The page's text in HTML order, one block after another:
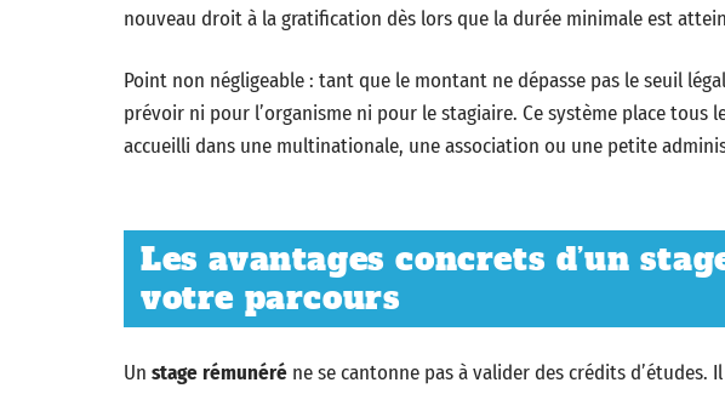
nouveau droit à la gratification dès lors que la durée minimale est
Point non négligeable : tant que le montant ne dépasse pas le seuil
prévoir ni pour l’organisme ni pour le stagiaire. Ce système place tous
accueilli dans une multinationale, une association ou une petite
Les avantages concrets d’un
votre parcours
Un stage rémunéré ne se cantonne pas à valider des crédits d’études.